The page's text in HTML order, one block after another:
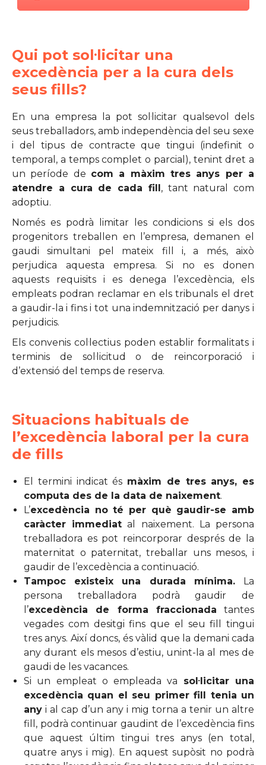
Qui pot sol·licitar una
excedència per a la cura dels
seus fills?
En una empresa la pot sol·licitar qualsevol dels
seus treballadors, amb independència del seu sexe
i del tipus de contracte que tingui (indefinit o
temporal, a temps complet o parcial), tenint dret a
un període de com a màxim tres anys per a
atendre a cura de cada fill, tant natural com
adoptiu.
Només es podrà limitar les condicions si els dos
progenitors treballen en l’empresa, demanen el
gaudi simultani pel mateix fill i, a més, això
perjudica aquesta empresa. Si no es donen
aquests requisits i es denega l’excedència, els
empleats podran reclamar en els tribunals el dret
a gaudir-la i fins i tot una indemnització per danys i
perjudicis.
Els convenis col·lectius poden establir formalitats i
terminis de sol·licitud o de reincorporació i
d’extensió del temps de reserva.
Situacions habituals de
l’excedència laboral per la cura
de fills
El termini indicat és màxim de tres anys, es
computa des de la data de naixement.
L’excedència no té per què gaudir-se amb
caràcter immediat al naixement. La persona
treballadora es pot reincorporar després de la
maternitat o paternitat, treballar uns mesos, i
gaudir de l’excedència a continuació.
Tampoc existeix una durada mínima. La
persona treballadora podrà gaudir de
l’excedència de forma fraccionada tantes
vegades com desitgi fins que el seu fill tingui
tres anys. Així doncs, és vàlid que la demani cada
any durant els mesos d’estiu, unint-la al mes de
gaudi de les vacances.
Si un empleat o empleada va sol·licitar una
excedència quan el seu primer fill tenia un
any i al cap d’un any i mig torna a tenir un altre
fill, podrà continuar gaudint de l’excedència fins
que aquest últim tingui tres anys (en total,
quatre anys i mig). En aquest supòsit no podrà